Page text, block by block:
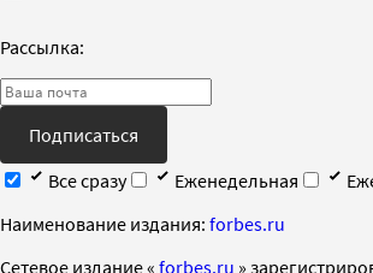
Рассылка:
Подписаться
Все сразу
Еженедельная
Наименование издания: forbes.ru
Cетевое издание « forbes.ru »